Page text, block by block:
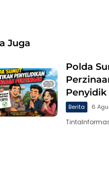
Juga
Polda
Penyidik
Berita 6